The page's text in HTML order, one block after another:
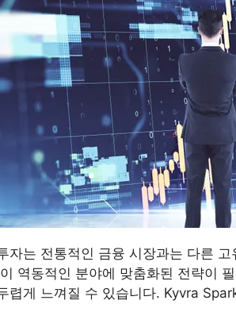
자는 전통적인 금융 시장과는 다른
역동적인 분야에 맞춤화된 전략이
렵게 느껴질 수 있습니다. Kyvra